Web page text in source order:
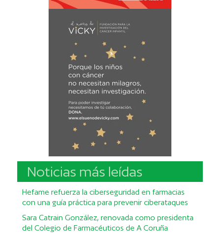
Noticias más leídas
Hefame refuerza la ciberseguridad en farmacias
con una guía práctica para prevenir ciberataques
Sara Catrain González, renovada como presidenta
del Colegio de Farmacéuticos de A Coruña